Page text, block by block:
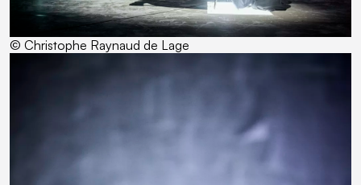
© Christophe Raynaud de Lage